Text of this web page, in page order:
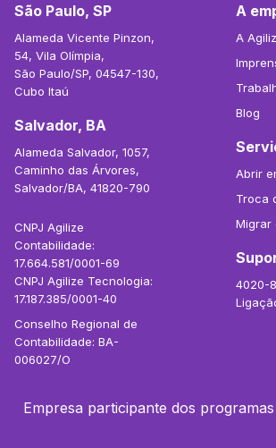
São Paulo, SP
Alameda Vicente Pinzon,
54, Vila Olímpia,
São Paulo/SP, 04547-130,
Cubo Itaú
Salvador, BA
Alameda Salvador, 1057,
Caminho das Árvores,
Salvador/BA, 41820-790
CNPJ Agilize
Contabilidade:
17.664.581/0001-69
CNPJ Agilize Tecnologia:
17.187.385/0001-40
Conselho Regional de
Contabilidade: BA-
006027/O
A
A
Blog
Abrir
Troca
Migrar
4020-
Empresa participante dos